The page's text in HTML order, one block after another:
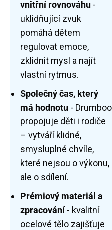
vnitřní rovnováhu -
uklidňující zvuk
pomáhá dětem
regulovat emoce,
zklidnit mysl a najít
vlastní rytmus.
Společný čas, který
má hodnotu - Drumboo
propojuje děti i rodiče
– vytváří klidné,
smysluplné chvíle,
které nejsou o výkonu,
ale o sdílení.
Prémiový materiál a
zpracování- kvalitní
ocelové tělo zajišťuje